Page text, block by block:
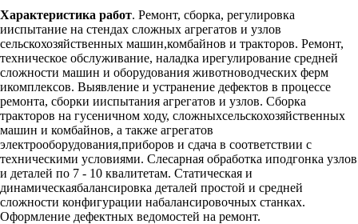
Характеристика работ. Ремонт, сборка, регулировка
ииспытание на стендах сложных агрегатов и узлов
сельскохозяйственных машин,комбайнов и тракторов. Ремонт,
техническое обслуживание, наладка ирегулирование средней
сложности машин и оборудования животноводческих ферм
икомплексов. Выявление и устранение дефектов в процессе
ремонта, сборки ииспытания агрегатов и узлов. Сборка
тракторов на гусеничном ходу, сложныхсельскохозяйственных
машин и комбайнов, а также агрегатов
электрооборудования,приборов и сдача в соответствии с
техническими условиями. Слесарная обработка иподгонка узлов
и деталей по 7 - 10 квалитетам. Статическая и
динамическаябалансировка деталей простой и средней
сложности конфигурации набалансировочных станках.
Оформление дефектных ведомостей на ремонт.